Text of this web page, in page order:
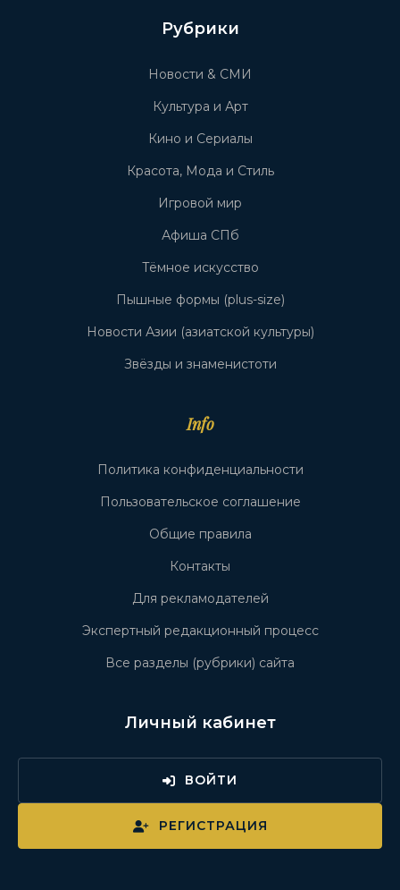
Рубрики
Новости & СМИ
Культура и Арт
Кино и Сериалы
Красота, Мода и Стиль
Игровой мир
Афиша СПб
Тёмное искусство
Пышные формы (plus-size)
Новости Азии (азиатской культуры)
Звёзды и знаменистоти
Info
Политика конфиденциальности
Пользовательское соглашение
Общие правила
Контакты
Для рекламодателей
Экспертный редакционный процесс
Все разделы (рубрики) сайта
Личный кабинет
ВОЙТИ
РЕГИСТРАЦИЯ